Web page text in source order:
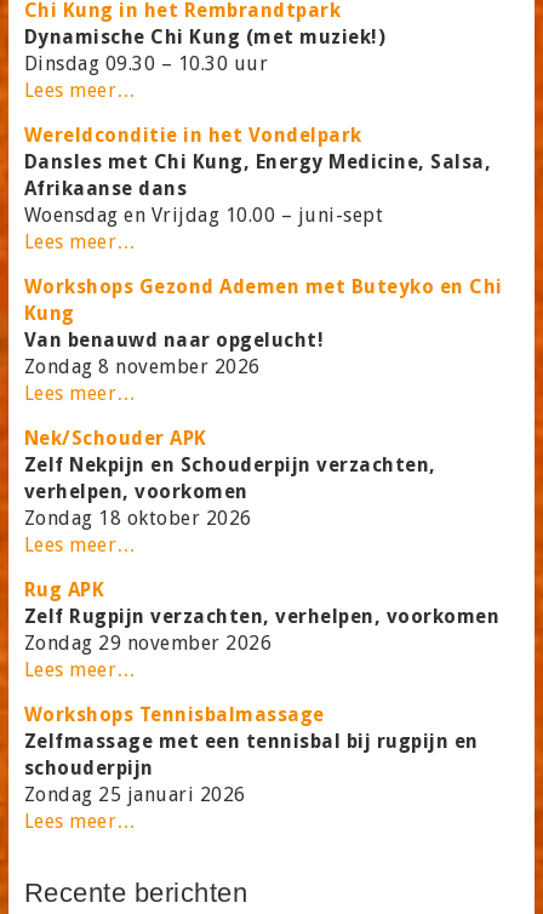
Chi Kung in het Rembrandtpark
Dynamische Chi Kung (met muziek!)
Dinsdag 09.30 – 10.30 uur
Lees meer…
Wereldconditie in het Vondelpark
Dansles met Chi Kung, Energy Medicine, Salsa,
Afrikaanse dans
Woensdag en Vrijdag 10.00 – juni-sept
Lees meer…
Workshops Gezond Ademen met Buteyko en Chi
Kung
Van benauwd naar opgelucht!
Zondag 8 november 2026
Lees meer…
Nek/Schouder APK
Zelf Nekpijn en Schouderpijn verzachten,
verhelpen, voorkomen
Zondag 18 oktober 2026
Lees meer…
Rug APK
Zelf Rugpijn verzachten, verhelpen, voorkomen
Zondag 29 november 2026
Lees meer…
Workshops Tennisbalmassage
Zelfmassage met een tennisbal bij rugpijn en
schouderpijn
Zondag 25 januari 2026
Lees meer…
Recente berichten